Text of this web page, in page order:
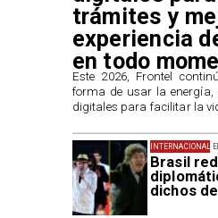
Brasil
dichos
INTERNACIONAL
trámites y
experiencia
en todo
​Este 2026, Frontel
forma de usar la
digitales para facilitar la